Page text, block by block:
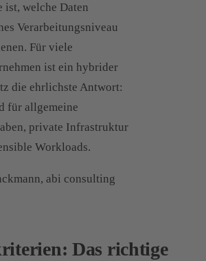
ist, welche Daten
Verarbeitungsniveau
Für viele
ist ein hybrider
die ehrlichste Antwort:
für allgemeine
private Infrastruktur
Workloads.
abi consulting
Das richtige